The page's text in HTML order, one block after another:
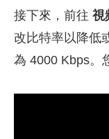
接下來，前往 視
改比特率以降低
為 4000 Kbps。